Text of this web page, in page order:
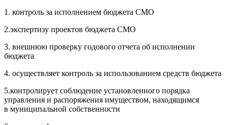
1. контроль за исполнением бюджета СМО
2.экспертизу проектов бюджета СМО
3. внешнюю проверку годового отчета об исполнении
бюджета
4. осуществляет контроль за использованием средств бюджета
5.контролирует соблюдение установленного порядка
управления и распоряжения имуществом, находящимся
в муниципальной собственности